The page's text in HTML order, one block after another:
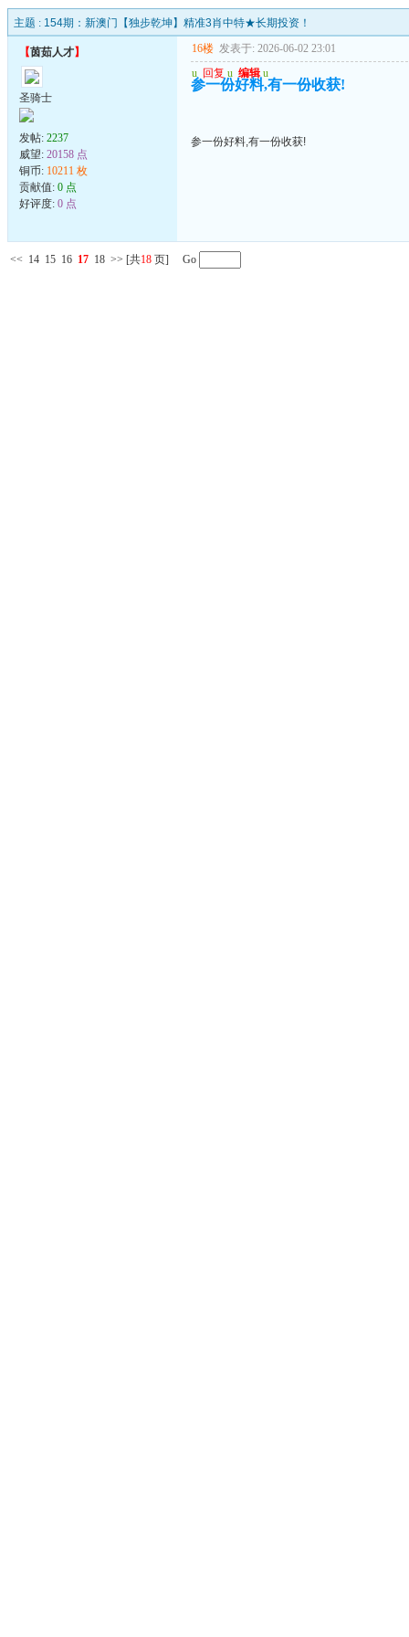
主题 : 154期：新澳门【独步乾坤】精准3肖中特★长期投资！
【茵茹人才】
圣骑士
发帖: 2237
威望: 20158 点
铜币: 10211 枚
贡献值: 0 点
好评度: 0 点
16楼 发表于: 2026-06-02 23:01
u 回复 u 编辑 u
参一份好料,有一份收获!
参一份好料,有一份收获!
<< 14 15 16 17 18 >> [共18 页] Go